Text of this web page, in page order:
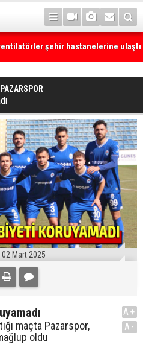
şehir hastanelerine ulaştı
PAZARSPOR
02 Mart 2025
maçta Pazarspor,
oldu
A+
A-